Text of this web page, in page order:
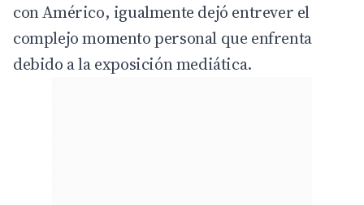
con Américo, igualmente dejó entrever el
complejo momento personal que enfrenta
debido a la exposición mediática.